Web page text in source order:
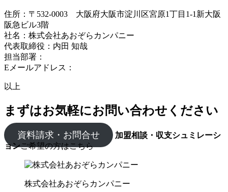
住所：〒532-0003 大阪府大阪市淀川区宮原1丁目1-1新大阪
阪急ビル3階
社名：株式会社あおぞらカンパニー
代表取締役：内田 知哉
担当部署：
Eメールアドレス：
以上
まずはお気軽にお問い合わせください
資料請求・お問合せ
加盟相談・収支シュミレーシ
ョンご希望の方はこちら
株式会社あおぞらカンパニー